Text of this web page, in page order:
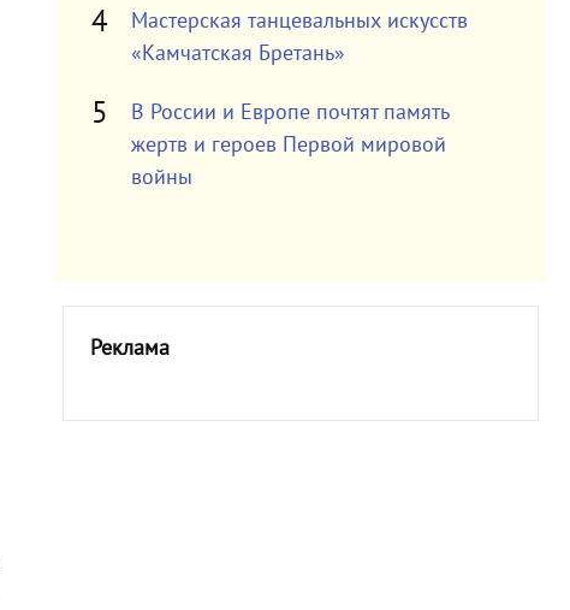
Мастерская танцевальных искусств
«Камчатская Бретань»
В России и Европе почтят память
жертв и героев Первой мировой
войны
Реклама